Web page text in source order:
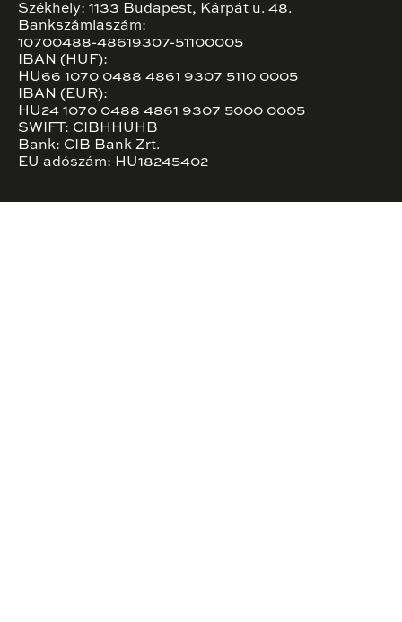
Székhely: 1133 Budapest, Kárpát u. 48.
Bankszámlaszám:
10700488-48619307-51100005
IBAN (HUF):
HU66 1070 0488 4861 9307 5110 0005
IBAN (EUR):
HU24 1070 0488 4861 9307 5000 0005
SWIFT: CIBHHUHB
Bank: CIB Bank Zrt.
EU adószám: HU18245402